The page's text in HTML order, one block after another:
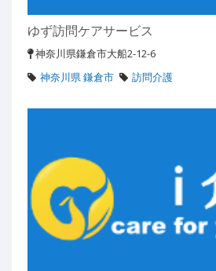
ゆず訪問ケアサービス
神奈川県鎌倉市大船2-12-6
神奈川県 鎌倉市
訪問介護